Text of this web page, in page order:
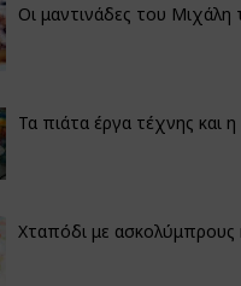
Οι μαντινάδες του Μιχάλη
Τα πιάτα έργα τέχνης και η
Χταπόδι με ασκολύμπρους